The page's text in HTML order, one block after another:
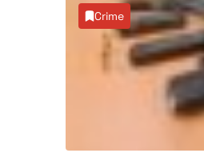
empossados,
Executivo espera
concretos na
principais problemas
mesmo dia, o Chefe
recebeu ainda o
cessante do Vietname
Crime